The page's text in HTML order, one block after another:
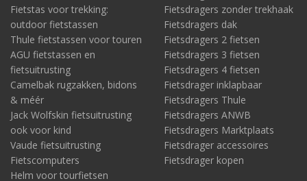
Fietstas voor trekking:
outdoor fietstassen
Thule fietstassen voor touren
AGU fietstassen en
fietsuitrusting
Camelbak rugzakken, bidons
& méér
Jack Wolfskin fietsuitrusting
ook voor kind
Vaude fietsuitrusting
Fietscomputers
Helm voor tourfietsen
Fietsdragers zonder trekhaak
Fietsdragers dak
Fietsdragers 2 fietsen
Fietsdragers 3 fietsen
Fietsdragers 4 fietsen
Fietsdrager inklapbaar
Fietsdragers Thule
Fietsdragers ANWB
Fietsdragers Marktplaats
Fietsdrager accessoires
Fietsdrager kopen